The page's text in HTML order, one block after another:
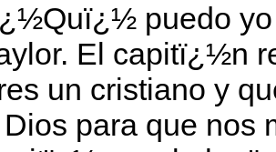
puedo
El capitï¿½n
un cristiano y
para que nos